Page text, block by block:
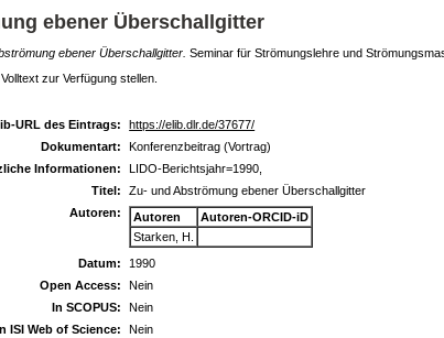
ebener Überschallgitter
ebener Überschallgitter. Seminar für Strömungslehre und
zur Verfügung stellen.
URL des Eintrags:
https://elib.dlr.de/37677/
Dokumentart:
Konferenzbeitrag (Vortrag)
Informationen:
LIDO-Berichtsjahr=1990,
Titel:
Zu- und Abströmung ebener Überschallgitter
Autoren:
Autoren
Autoren-ORCID-iD
Starken, H.
Datum:
1990
Open Access:
Nein
In SCOPUS:
Nein
ISI Web of Science:
Nein